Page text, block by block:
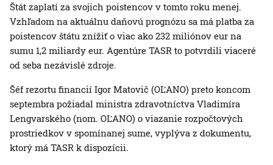
Štát zaplatí za svojich poistencov v tomto roku menej.
Vzhľadom na aktuálnu daňovú prognózu sa má platba za
poistencov štátu znížiť o viac ako 232 miliónov eur na
sumu 1,2 miliardy eur. Agentúre TASR to potvrdili viaceré
od seba nezávislé zdroje.
Šéf rezortu financií Igor Matovič (OĽANO) preto koncom
septembra požiadal ministra zdravotníctva Vladimíra
Lengvarského (nom. OĽANO) o viazanie rozpočtových
prostriedkov v spomínanej sume, vyplýva z dokumentu,
ktorý má TASR k dispozícii.